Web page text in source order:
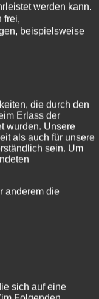
Vielfalt an
Viele andere
werden kann.
frei,
beispielsweise
die durch den
Erlass der
wurden. Unsere
als auch für unsere
sein. Um
anderem die
sich auf eine